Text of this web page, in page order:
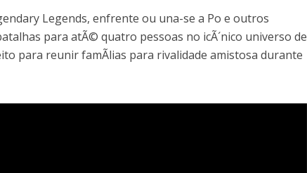
Legends, enfrente ou una-se a Po e outros
para atÃ© quatro pessoas no icÃ´nico universo de
para reunir famÃ­lias para rivalidade amistosa durante